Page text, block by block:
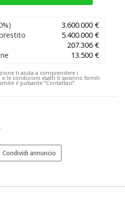
3.600.000 €
5.400.000 €
207.306 €
13.500 €
ti aiuta a comprendere i
le condizioni esatti ti saranno forniti
il pulsante “Contattaci”.
Condividi annuncio